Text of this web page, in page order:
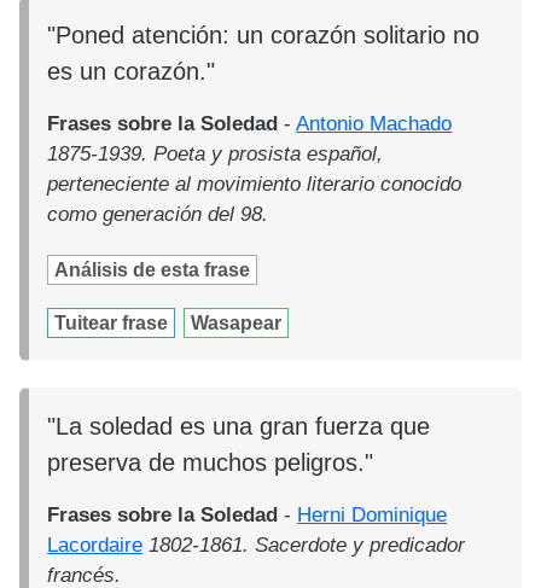
"Poned atención: un corazón solitario no
es un corazón."
Frases sobre la Soledad -Antonio Machado
1875-1939. Poeta y prosista español,
perteneciente al movimiento literario conocido
como generación del 98.
Análisis de esta frase
Tuitear frase Wasapear
"La soledad es una gran fuerza que
preserva de muchos peligros."
Frases sobre la Soledad - Herni Dominique
Lacordaire 1802-1861. Sacerdote y predicador
francés.